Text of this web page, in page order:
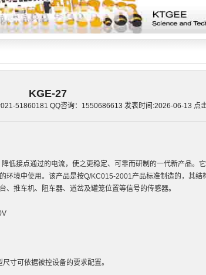
KGE-27
51860181 QQ咨询：1550686613 发表时间:2026-06-13 点
低接点通过的电流，使之更稳定、可靠而研制的一代新产品。
环境中使用。该产品是按Q/KC015-2001产品标准制造的，其结
推车机、阻车器、道岔及罐笼位置等信号的传感器。
寸可依据被控设备的要求配置。